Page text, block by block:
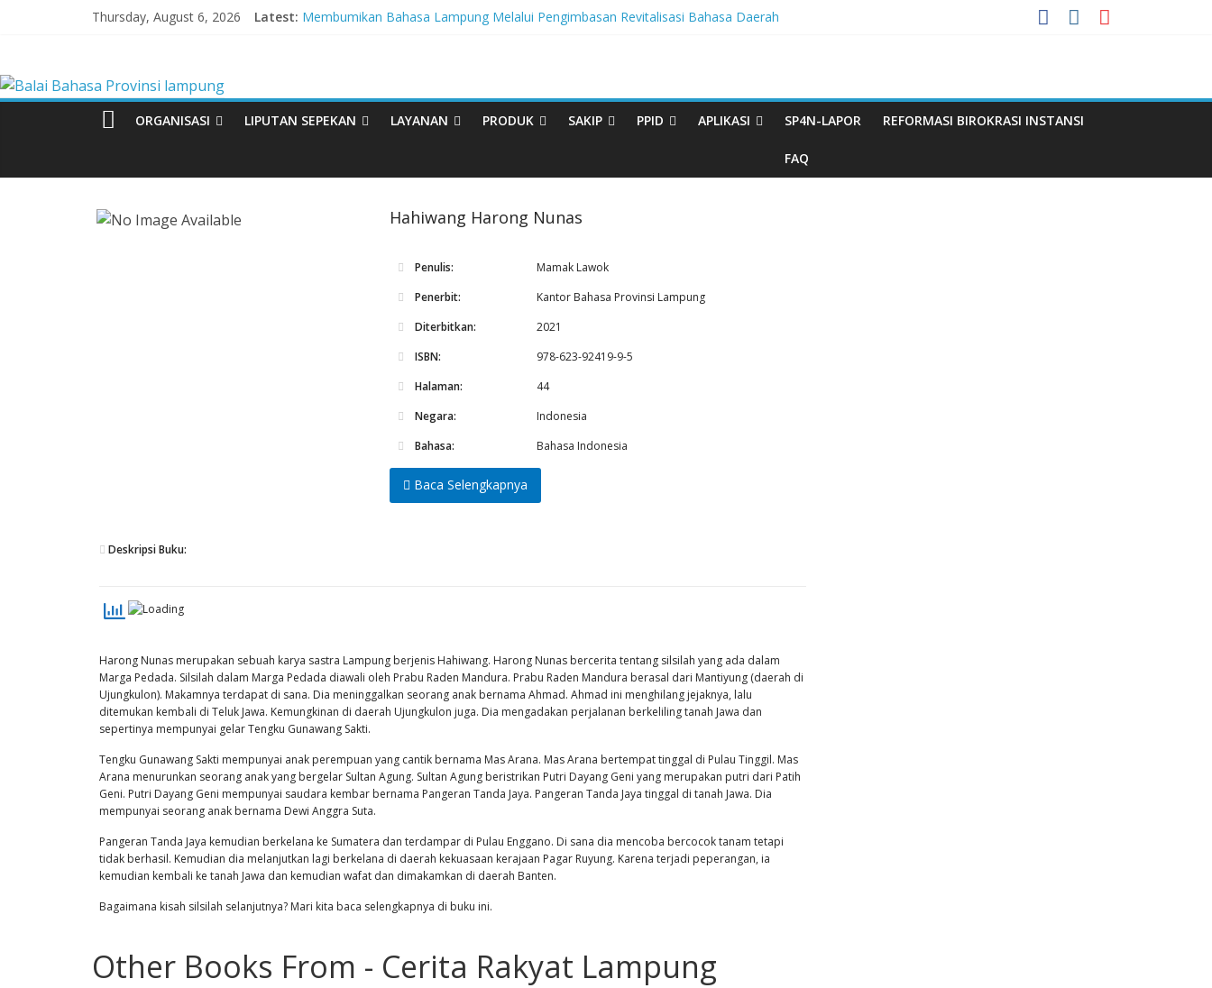
Thursday, August 6, 2026 Latest: Membumikan Bahasa Lampung Melalui Pengimbasan Revitalisasi Bahasa Daerah
Babak Final Festival Musikalisasi Puisi Kembali Digelar
Balai
Bahasa
Provinsi
lampung
ORGANISASI LIPUTAN SEPEKAN LAYANAN PRODUK SAKIP PPID APLIKASI SP4N-LAPOR REFORMASI BIROKRASI INSTANSI
FAQ
Hahiwang Harong Nunas
Penulis:
Mamak Lawok
Penerbit:
Kantor Bahasa Provinsi Lampung
Diterbitkan:
2021
ISBN:
978-623-92419-9-5
Halaman:
44
Negara:
Indonesia
Bahasa:
Bahasa Indonesia
Baca Selengkapnya
Deskripsi Buku:
Harong Nunas merupakan sebuah karya sastra Lampung berjenis Hahiwang. Harong Nunas bercerita tentang silsilah yang ada dalam
Marga Pedada. Silsilah dalam Marga Pedada diawali oleh Prabu Raden Mandura. Prabu Raden Mandura berasal dari Mantiyung (daerah di
Ujungkulon). Makamnya terdapat di sana. Dia meninggalkan seorang anak bernama Ahmad. Ahmad ini menghilang jejaknya, lalu
ditemukan kembali di Teluk Jawa. Kemungkinan di daerah Ujungkulon juga. Dia mengadakan perjalanan berkeliling tanah Jawa dan
sepertinya mempunyai gelar Tengku Gunawang Sakti.
Tengku Gunawang Sakti mempunyai anak perempuan yang cantik bernama Mas Arana. Mas Arana bertempat tinggal di Pulau Tinggil. Mas
Arana menurunkan seorang anak yang bergelar Sultan Agung. Sultan Agung beristrikan Putri Dayang Geni yang merupakan putri dari Patih
Geni. Putri Dayang Geni mempunyai saudara kembar bernama Pangeran Tanda Jaya. Pangeran Tanda Jaya tinggal di tanah Jawa. Dia
mempunyai seorang anak bernama Dewi Anggra Suta.
Pangeran Tanda Jaya kemudian berkelana ke Sumatera dan terdampar di Pulau Enggano. Di sana dia mencoba bercocok tanam tetapi
tidak berhasil. Kemudian dia melanjutkan lagi berkelana di daerah kekuasaan kerajaan Pagar Ruyung. Karena terjadi peperangan, ia
kemudian kembali ke tanah Jawa dan kemudian wafat dan dimakamkan di daerah Banten.
Bagaimana kisah silsilah selanjutnya? Mari kita baca selengkapnya di buku ini.
Other Books From - Cerita Rakyat Lampung